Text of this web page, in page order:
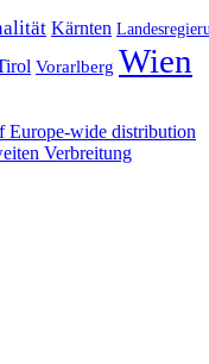
Kärnten
Vorarlberg Wien
Europe-wide distribution
Verbreitung